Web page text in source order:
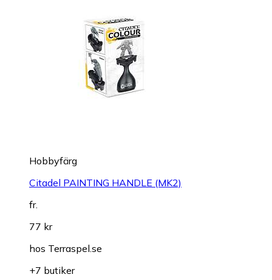
Hobbyfärg
Citadel PAINTING HANDLE (MK2)
fr.
77 kr
hos Terraspel.se
+7 butiker